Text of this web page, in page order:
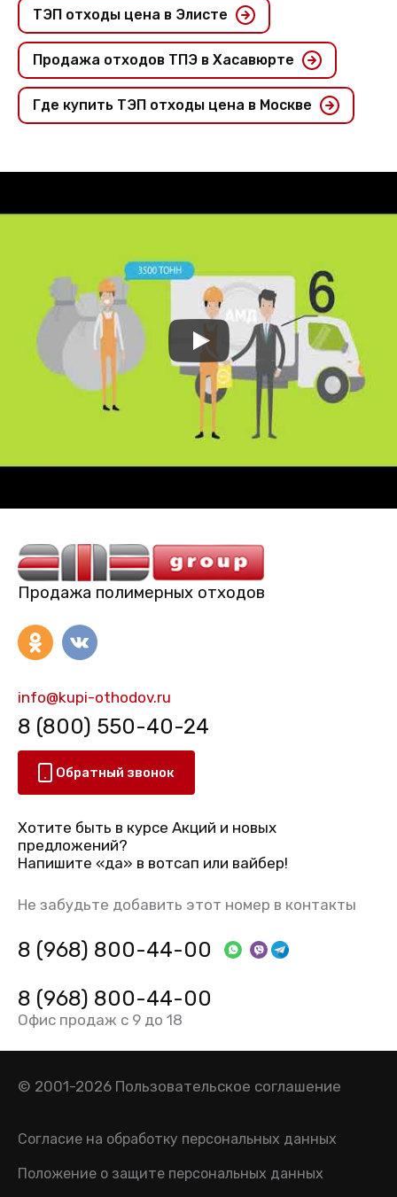
ТЭП отходы цена в Элисте
Продажа отходов ТПЭ в Хасавюрте
Где купить ТЭП отходы цена в Москве
Продажа полимерных отходов
info@kupi-othodov.ru
8 (800) 550-40-24
Обратный звонок
Хотите быть в курсе Акций и новых
предложений?
Напишите «да» в вотсап или вайбер!
Не забудьте добавить этот номер в контакты
8 (968) 800-44-00
8 (968) 800-44-00
Офис продаж с 9 до 18
© 2001-2026 Пользовательское соглашение
Согласие на обработку персональных данных
Положение о защите персональных данных